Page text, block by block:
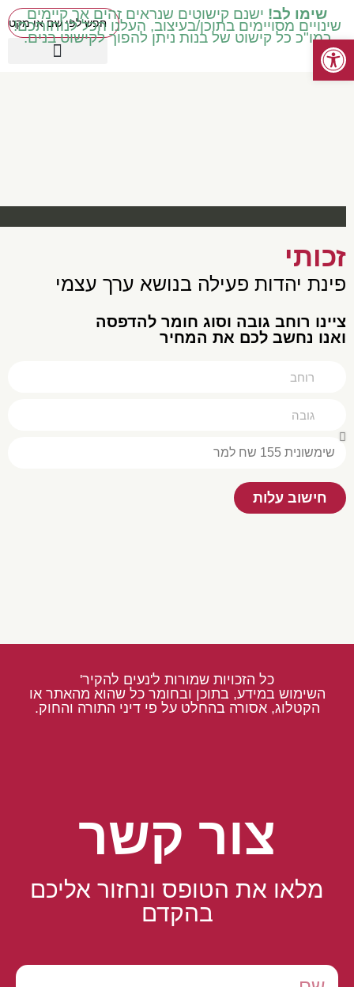
פתח סרגל נגישות
שימו לב! ישנם קישוטים שנראים זהים אך קיימים
שינויים מסויימים בתוכן/בעיצוב, העלנו הכל לנוחותכם!
כמו"כ כל קישוט של בנות ניתן להפוך לקישוט בנים.
זכותי
פינת יהדות פעילה בנושא ערך עצמי
צײנו רוחב גובה וסוג חומר להדפסה
ואנו נחשב לכם את המחיר
חישוב עלות
כל הזכויות שמורות ל'נעים להקיר'
השימוש במידע, בתוכן ובחומר כל שהוא מהאתר או
הקטלוג, אסורה בהחלט על פי דיני התורה והחוק.
צור קשר
מלאו את הטופס ונחזור אליכם
בהקדם